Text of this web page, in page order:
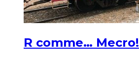
R comme… Mecro!